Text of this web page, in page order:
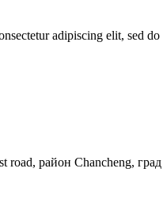
adipiscing elit, sed
road, район Chancheng,